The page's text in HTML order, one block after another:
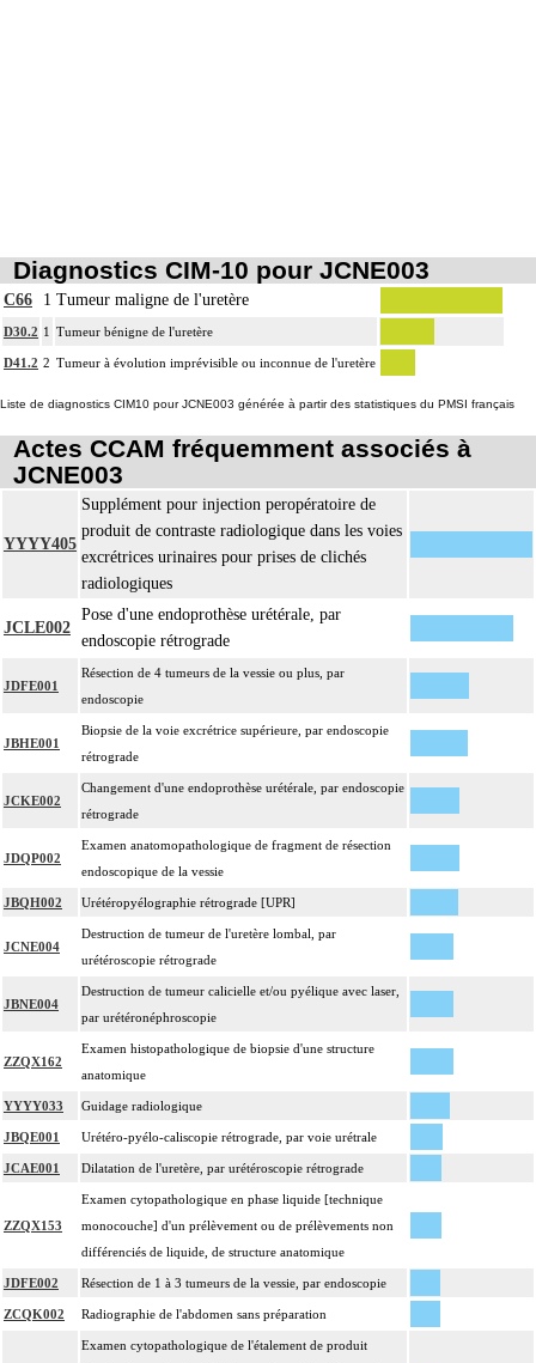
Diagnostics CIM-10 pour JCNE003
C66 1 Tumeur maligne de l'uretère
D30.2 1 Tumeur bénigne de l'uretère
D41.2 2 Tumeur à évolution imprévisible ou inconnue de l'uretère
Liste de diagnostics CIM10 pour JCNE003 générée à partir des statistiques du PMSI français
Actes CCAM fréquemment associés à
JCNE003
YYYY405
Supplément pour injection peropératoire de
produit de contraste radiologique dans les voies
excrétrices urinaires pour prises de clichés
radiologiques
JCLE002
Pose d'une endoprothèse urétérale, par
endoscopie rétrograde
JDFE001
Résection de 4 tumeurs de la vessie ou plus, par
endoscopie
JBHE001
Biopsie de la voie excrétrice supérieure, par endoscopie
rétrograde
JCKE002
Changement d'une endoprothèse urétérale, par endoscopie
rétrograde
JDQP002
Examen anatomopathologique de fragment de résection
endoscopique de la vessie
JBQH002 Urétéropyélographie rétrograde [UPR]
JCNE004
Destruction de tumeur de l'uretère lombal, par
urétéroscopie rétrograde
JBNE004
Destruction de tumeur calicielle et/ou pyélique avec laser,
par urétéronéphroscopie
ZZQX162
Examen histopathologique de biopsie d'une structure
anatomique
YYYY033 Guidage radiologique
JBQE001 Urétéro-pyélo-caliscopie rétrograde, par voie urétrale
JCAE001 Dilatation de l'uretère, par urétéroscopie rétrograde
ZZQX153
Examen cytopathologique en phase liquide [technique
monocouche] d'un prélèvement ou de prélèvements non
différenciés de liquide, de structure anatomique
JDFE002 Résection de 1 à 3 tumeurs de la vessie, par endoscopie
ZCQK002 Radiographie de l'abdomen sans préparation
Examen cytopathologique de l'étalement de produit